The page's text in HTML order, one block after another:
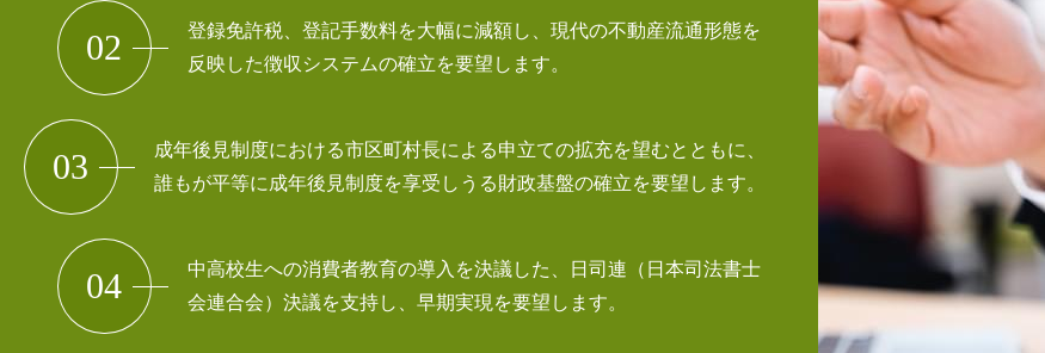
02 登録免許税、登記手数料を大幅に減額し、 現代の不動産流通形態を
反映した徴収システムの確立を要望します。
03 成年後見制度における市区町村長による申立ての拡充を望むとともに、
誰もが平等に成年後見制度を享受しうる財政基盤の確立を要望します。
04 中高校生への消費者教育の導入を決議した、
日司連（日本司法書士
会連合会）決議を支持し、 早期実現を要望します。